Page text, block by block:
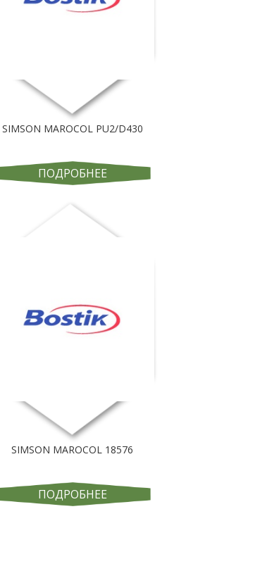
SIMSON MAROCOL PU2/D430
ПОДРОБНЕЕ
SIMSON MAROCOL 18576
ПОДРОБНЕЕ